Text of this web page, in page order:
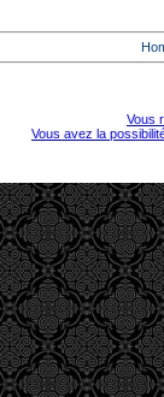
Vous
Vous avez la